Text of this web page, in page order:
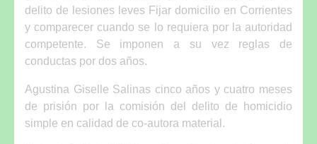
delito de lesiones leves Fijar domicilio en Corrientes
y comparecer cuando se lo requiera por la autoridad
competente. Se imponen a su vez reglas de
conductas por dos años.
Agustina Giselle Salinas cinco años y cuatro meses
de prisión por la comisión del delito de homicidio
simple en calidad de co-autora material.